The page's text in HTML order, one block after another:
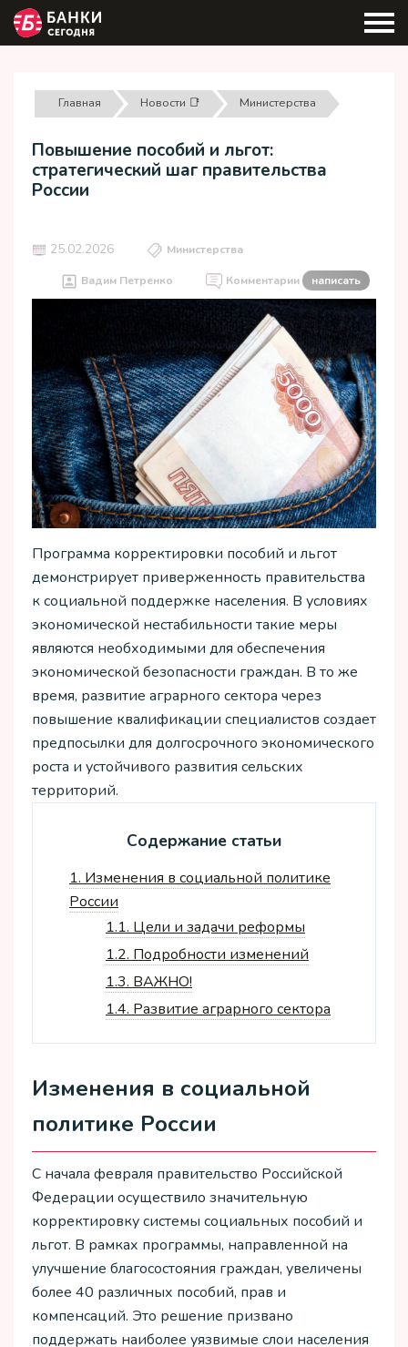
Главная Новости 📑 Министерства
Повышение пособий и льгот:
стратегический шаг правительства
России
25.02.2026 Министерства
Вадим Петренко Комментарии написать
Программа корректировки пособий и льгот
демонстрирует приверженность правительства
к социальной поддержке населения. В условиях
экономической нестабильности такие меры
являются необходимыми для обеспечения
экономической безопасности граждан. В то же
время, развитие аграрного сектора через
повышение квалификации специалистов создает
предпосылки для долгосрочного экономического
роста и устойчивого развития сельских
территорий.
Содержание статьи
1. Изменения в социальной политике
России
1.1. Цели и задачи реформы
1.2. Подробности изменений
1.3. ВАЖНО!
1.4. Развитие аграрного сектора
Изменения в социальной
политике России
С начала февраля правительство Российской
Федерации осуществило значительную
корректировку системы социальных пособий и
льгот. В рамках программы, направленной на
улучшение благосостояния граждан, увеличены
более 40 различных пособий, прав и
компенсаций. Это решение призвано
поддержать наиболее уязвимые слои населения